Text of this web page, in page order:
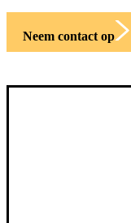
Neem contact op